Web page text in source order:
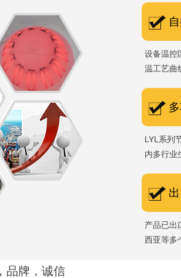
设备温控
温工艺曲
LYL系列
内多行业
产品已出
西亚等多
品牌，诚信